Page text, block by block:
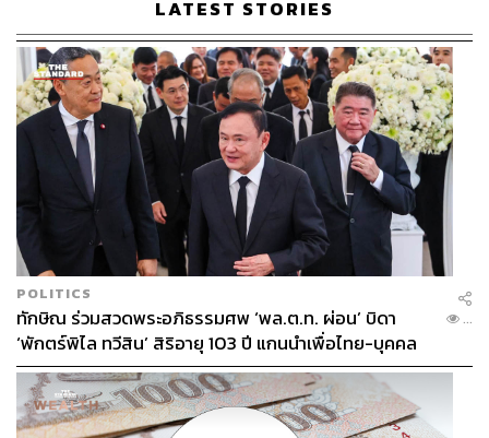
LATEST STORIES
POLITICS
ทักษิณ ร่วมสวดพระอภิธรรมศพ ‘พล.ต.ท. ผ่อน’ บิดา
‘พักตร์พิไล ทวีสิน’ สิริอายุ 103 ปี แกนนำเพื่อไทย-บุคคล
หลากวงการร่วมอาลัย
...